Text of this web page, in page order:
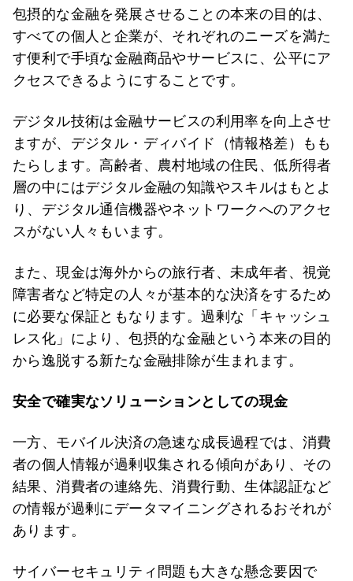
包摂的な金融を発展させることの本来の目的は、
すべての個人と企業が、それぞれのニーズを満た
す便利で手頃な金融商品やサービスに、公平にア
クセスできるようにすることです。
デジタル技術は金融サービスの利用率を向上させ
ますが、デジタル・ディバイド（情報格差）もも
たらします。高齢者、農村地域の住民、低所得者
層の中にはデジタル金融の知識やスキルはもとよ
り、デジタル通信機器やネットワークへのアクセ
スがない人々もいます。
また、現金は海外からの旅行者、未成年者、視覚
障害者など特定の人々が基本的な決済をするため
に必要な保証ともなります。過剰な「キャッシュ
レス化」により、包摂的な金融という本来の目的
から逸脱する新たな金融排除が生まれます。
安全で確実なソリューションとしての現金
一方、モバイル決済の急速な成長過程では、消費
者の個人情報が過剰収集される傾向があり、その
結果、消費者の連絡先、消費行動、生体認証など
の情報が過剰にデータマイニングされるおそれが
あります。
サイバーセキュリティ問題も大きな懸念要因で